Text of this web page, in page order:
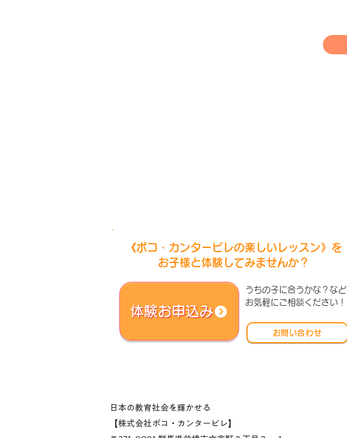
《ポコ・カンタービレの楽しいレッスン》を
お子様と体験してみませんか？
体験お申込み
うちの子に合うかな？など
お気軽にご相談ください！
お問い合わせ
日本の教育社会を輝かせる
【株式会社ポコ・カンタービレ】